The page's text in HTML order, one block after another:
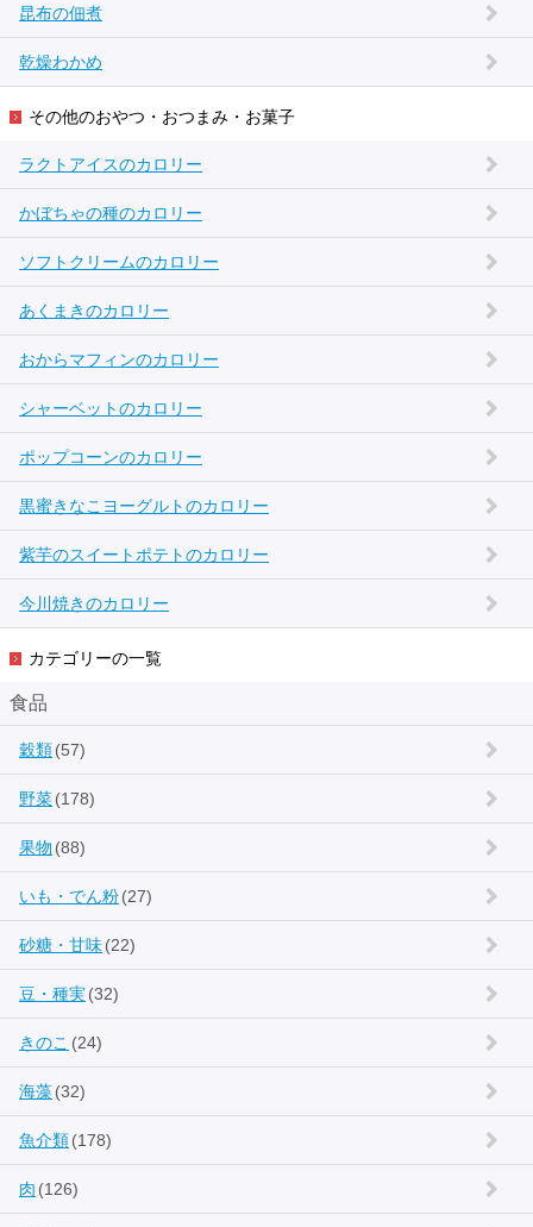
昆布の佃煮
乾燥わかめ
その他のおやつ・おつまみ・お菓子
ラクトアイスのカロリー
かぼちゃの種のカロリー
ソフトクリームのカロリー
あくまきのカロリー
おからマフィンのカロリー
シャーベットのカロリー
ポップコーンのカロリー
黒蜜きなこヨーグルトのカロリー
紫芋のスイートポテトのカロリー
今川焼きのカロリー
カテゴリーの一覧
食品
穀類(57)
野菜(178)
果物 (88)
いも・でん粉(27)
砂糖・甘味(22)
豆・種実(32)
きのこ (24)
海藻(32)
魚介類(178)
肉 (126)